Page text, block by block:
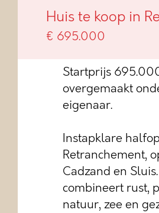
Huis te koop in
€ 695.000
Sfeervolle
Retranchement
Startprijs
overgemaakt
eigenaar.
Instapklare
Retranchement,
Cadzand en
combineert rust,
natuur, zee en